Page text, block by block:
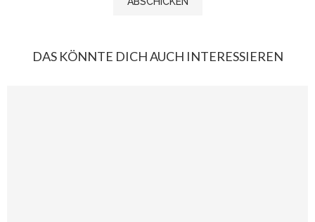
DAS KÖNNTE DICH AUCH INTERESSIEREN